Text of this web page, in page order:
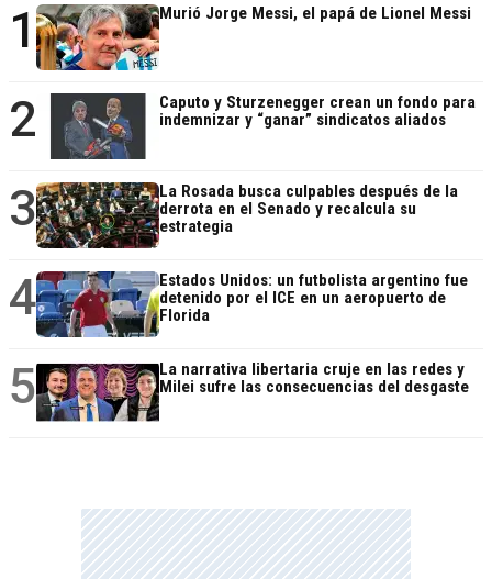
1 Murió Jorge Messi, el papá de Lionel Messi
2
Caputo y Sturzenegger crean un fondo para
indemnizar y “ganar” sindicatos aliados
3
La Rosada busca culpables después de la
derrota en el Senado y recalcula su
estrategia
4
Estados Unidos: un futbolista argentino fue
detenido por el ICE en un aeropuerto de
Florida
5
La narrativa libertaria cruje en las redes y
Milei sufre las consecuencias del desgaste